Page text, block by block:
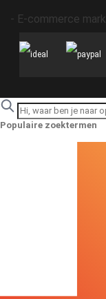
- E-commerce
Populaire zoektermen